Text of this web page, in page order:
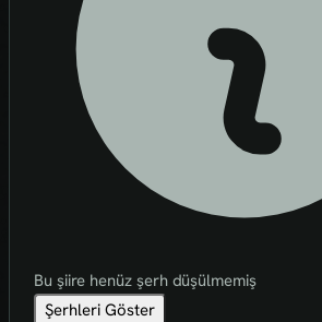
Bu şiire henüz şerh düşülmemiş
Şerhleri Göster